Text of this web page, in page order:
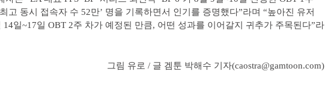
고 동시 접속자 수 52만’ 명을 기록하면서 인기를 증명했다”라며 “높아진 유저
14일~17일 OBT 2주 차가 예정된 만큼, 어떤 성과를 이어갈지 귀추가 주목된다”라
그림 유로 / 글 겜툰 박해수 기자(caostra@gamtoon.com)